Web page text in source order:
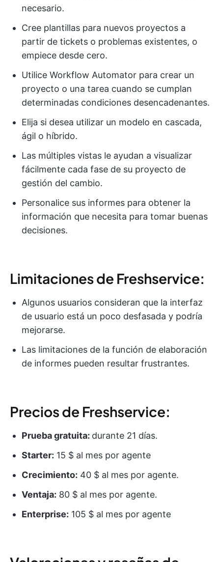
necesario.
Cree plantillas para nuevos proyectos a
partir de tickets o problemas existentes, o
empiece desde cero.
Utilice Workflow Automator para crear un
proyecto o una tarea cuando se cumplan
determinadas condiciones desencadenantes.
Elija si desea utilizar un modelo en cascada,
ágil o híbrido.
Las múltiples vistas le ayudan a visualizar
fácilmente cada fase de su proyecto de
gestión del cambio.
Personalice sus informes para obtener la
información que necesita para tomar buenas
decisiones.
Limitaciones de Freshservice:
Algunos usuarios consideran que la interfaz
de usuario está un poco desfasada y podría
mejorarse.
Las limitaciones de la función de elaboración
de informes pueden resultar frustrantes.
Precios de Freshservice:
Prueba gratuita: durante 21 días.
Starter: 15 $ al mes por agente
Crecimiento: 40 $ al mes por agente.
Ventaja: 80 $ al mes por agente.
Enterprise: 105 $ al mes por agente